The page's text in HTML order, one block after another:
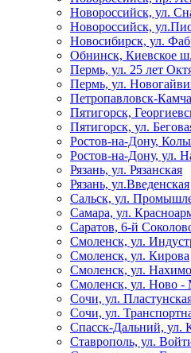
Новороссийск, ул.
Новороссийск,
Новосибирск, ул.
Обнинск, Киевское
Пермь, ул. 25 лет
Пермь, ул.
Петропавловск-
Пятигорск,
Пятигорск, ул.
Ростов-на-Дону,
Ростов-на-Дону, ул.
Рязань, ул. Рязанская
Рязань, ул.Введенская
Сальск, ул.
Самара, ул.
Саратов, 6-й
Смоленск, ул.
Смоленск, ул. Кирова
Смоленск, ул.
Смоленск, ул. Ново -
Сочи, ул.
Сочи, ул.
Спасск-Дальний, ул.
Ставрополь, ул.